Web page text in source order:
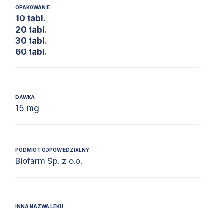
OPAKOWANIE
10 tabl.
20 tabl.
30 tabl.
60 tabl.
DAWKA
15 mg
PODMIOT ODPOWIEDZIALNY
Biofarm Sp. z o.o.
INNA NAZWA LEKU